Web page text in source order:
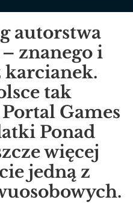
autorstwa
znanego i
karcianek.
tak
Games
Ponad
więcej
jedną z